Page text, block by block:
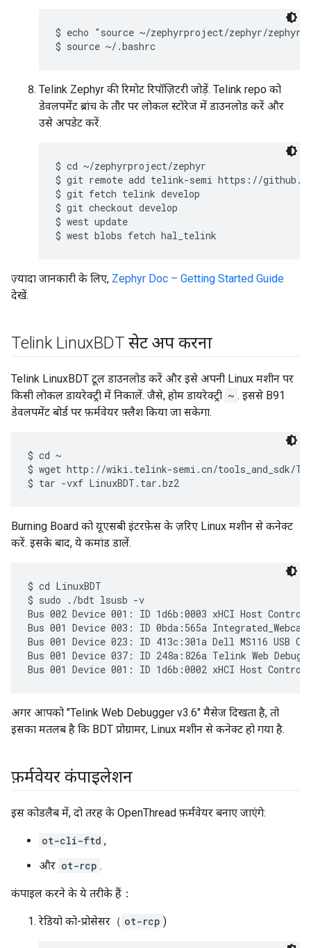
$ echo "source ~/zephyrproject/zephyr/
Telink Zephyr की रिमोट रिपॉज़िटरी जोड़ें. Telink repo को
डेवलपमेंट ब्रांच के तौर पर लोकल स्टोरेज में डाउनलोड करें और
उसे अपडेट करें.
$ cd ~/zephyrproject/zephyr
$ git remote add telink-semi https://
$ git fetch telink develop
$ git checkout develop
$ west update
ज़्यादा जानकारी के लिए, Zephyr Doc – Getting Started Guide
देखें.
Telink LinuxBDT सेट अप करना
Telink LinuxBDT टूल डाउनलोड करें और इसे अपनी Linux मशीन पर
किसी लोकल डायरेक्ट्री में निकालें. जैसे, होम डायरेक्ट्री ~ . इससे B91
डेवलपमेंट बोर्ड पर फ़र्मवेयर फ़्लैश किया जा सकेगा.
$ cd ~
$ wget http://wiki.telink-semi.cn/tools_and_sdk/
Burning Board को यूएसबी इंटरफ़ेस के ज़रिए Linux मशीन से कनेक्ट
करें. इसके बाद, ये कमांड डालें.
$ cd LinuxBDT
$ sudo ./bdt lsusb -v
Bus 002 Device 001: ID 1d6b:0003 xHCI Host
Bus 001 Device 003: ID 0bda:565a
Bus 001 Device 023: ID 413c:301a Dell MS116 USB
Bus 001 Device 037: ID 248a:826a Telink Web
अगर आपको "Telink Web Debugger v3.6" मैसेज दिखता है, तो
इसका मतलब है कि BDT प्रोग्रामर, Linux मशीन से कनेक्ट हो गया है.
फ़र्मवेयर कंपाइलेशन
इस कोडलैब में, दो तरह के OpenThread फ़र्मवेयर बनाए जाएंगे:
ot-cli-ftd ,
और ot-rcp .
कंपाइल करने के ये तरीके हैं：
रेडियो को-प्रोसेसर（ ot-rcp )